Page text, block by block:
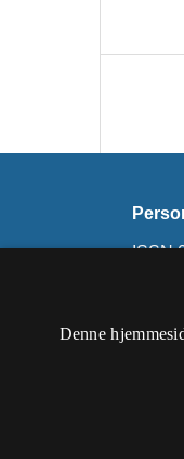
ISSN
Denne